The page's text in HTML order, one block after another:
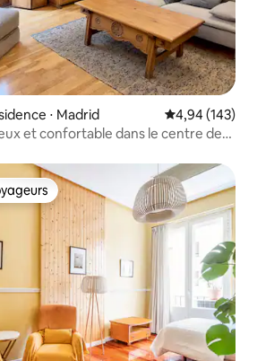
⋅ Madrid Évaluation
4,94 (143)
et confortable dans le centre de
les plus appréciés